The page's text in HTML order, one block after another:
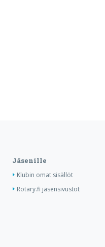
Jäsenille
Klubin omat sisällöt
Rotary.fi jäsensivustot